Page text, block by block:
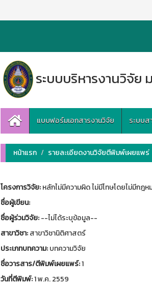
ระบบบริหารงานวิจัย
แบบฟอร์มเอกสารงานวิจัย ระบบส
หน้าแรก รายละเอียดงานวิจัยตีพิมพ์เผยแพร่
โครงการวิจัย:หลักไม่มีความผิด ไม่มีโทษโดยไม่มีก
ชื่อผู้เขียน:
ชื่อผู้ร่วมวิจัย:--ไม่ได้ระบุข้อมูล--
สาขาวิชา:สาขาวิชานิติศาสตร์
ประเภทบทความ:บทความวิจัย
ชื่อวารสาร/ตีพิมพ์เผยแพร์:1
วันที่ตีพิมพ์:1 พ.ค. 2559